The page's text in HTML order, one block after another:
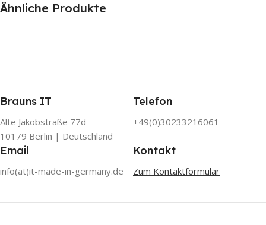
Ähnliche Produkte
Brauns IT
Alte Jakobstraße 77d
10179 Berlin | Deutschland
Telefon
+49(0)30233216061
Email
info(at)it-made-in-germany.de
Kontakt
Zum Kontaktformular